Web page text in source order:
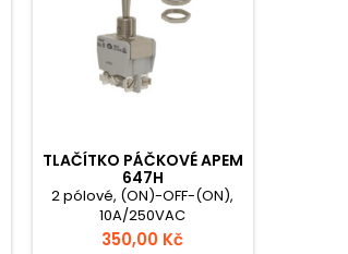
TLAČÍTKO PÁČKOVÉ APEM
647H
2 pólové, (ON)-OFF-(ON),
10A/250VAC
Cena
350,00 Kč